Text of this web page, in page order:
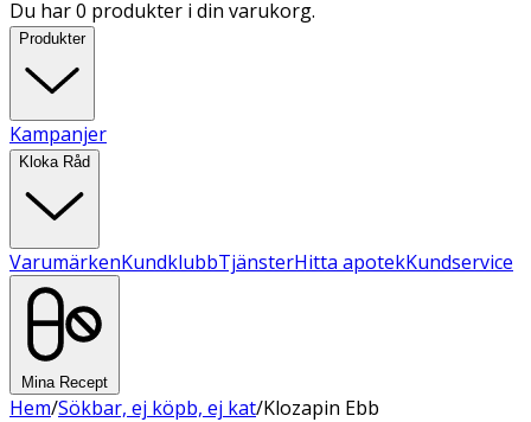
Du har 0 produkter i din varukorg.
Produkter
Kampanjer
Kloka Råd
VarumärkenKundklubbTjänsterHitta apotekKundservice
Mina Recept
Hem/Sökbar, ej köpb, ej kat/Klozapin Ebb